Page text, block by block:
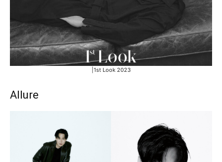
|1st Look 2023
Allure